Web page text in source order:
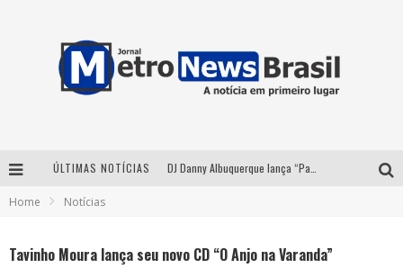
ÚLTIMAS NOTÍCIAS
Home Notícias
Tavinho Moura lança seu novo CD “O Anjo na Varanda”